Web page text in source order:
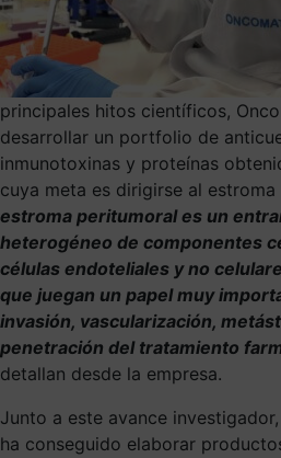
principales hitos científicos,
desarrollar un portfolio de
inmunotoxinas y proteínas
cuya meta es dirigirse al
estroma peritumoral es un
heterogéneo de componentes
células endoteliales y no
que juegan un papel muy
invasión, vascularización,
penetración del tratamiento
detallan desde la empresa.
Junto a este avance
ha conseguido elaborar